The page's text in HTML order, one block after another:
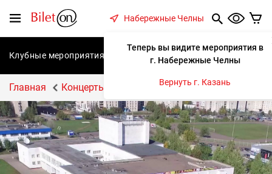
Меню
Набережные Челны
Теперь вы видите мероприятия в
г. Набережные Челны
Вернуть г. Казань
Клубные мероприятия Концерты Спектакли
Главная Концерты Елизавета Варвара Аранова.